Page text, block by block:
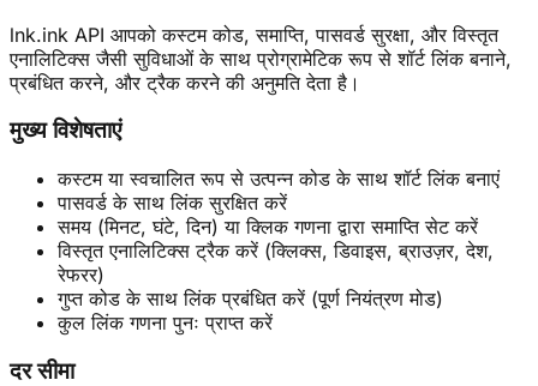
lnk.ink API आपको कस्टम कोड, समाप्ति, पासवर्ड सुरक्षा, और विस्तृत
एनालिटिक्स जैसी सुविधाओं के साथ प्रोग्रामेटिक रूप से शॉर्ट लिंक बनाने,
प्रबंधित करने, और ट्रैक करने की अनुमति देता है।
मुख्य विशेषताएं
कस्टम या स्वचालित रूप से उत्पन्न कोड के साथ शॉर्ट लिंक बनाएं
पासवर्ड के साथ लिंक सुरक्षित करें
समय (मिनट, घंटे, दिन) या क्लिक गणना द्वारा समाप्ति सेट करें
विस्तृत एनालिटिक्स ट्रैक करें (क्लिक्स, डिवाइस, ब्राउज़र, देश,
रेफरर)
गुप्त कोड के साथ लिंक प्रबंधित करें (पूर्ण नियंत्रण मोड)
कुल लिंक गणना पुनः प्राप्त करें
दर सीमा